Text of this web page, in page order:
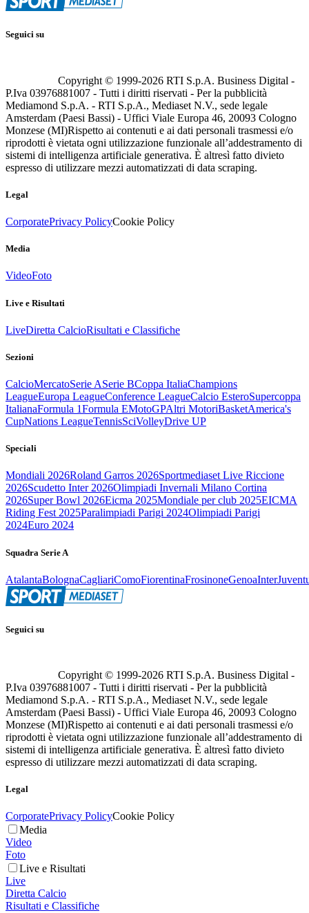
Seguici su
Copyright © 1999-2026 RTI S.p.A. Business Digital -
P.Iva 03976881007 - Tutti i diritti riservati - Per la pubblicità
Mediamond S.p.A. - RTI S.p.A., Mediaset N.V., sede legale
Amsterdam (Paesi Bassi) - Uffici Viale Europa 46, 20093 Cologno
Monzese (MI)Rispetto ai contenuti e ai dati personali trasmessi e/o
riprodotti è vietata ogni utilizzazione funzionale all’addestramento di
sistemi di intelligenza artificiale generativa. È altresì fatto divieto
espresso di utilizzare mezzi automatizzati di data scraping.
Legal
CorporatePrivacy PolicyCookie Policy
Media
VideoFoto
Live e Risultati
LiveDiretta CalcioRisultati e Classifiche
Sezioni
CalcioMercatoSerie ASerie BCoppa ItaliaChampions
LeagueEuropa LeagueConference LeagueCalcio EsteroSupercoppa
ItalianaFormula 1Formula EMotoGPAltri MotoriBasketAmerica's
CupNations LeagueTennisSciVolleyDrive UP
Speciali
Mondiali 2026Roland Garros 2026Sportmediaset Live Riccione
2026Scudetto Inter 2026Olimpiadi Invernali Milano Cortina
2026Super Bowl 2026Eicma 2025Mondiale per club 2025EICMA
Riding Fest 2025Paralimpiadi Parigi 2024Olimpiadi Parigi
2024Euro 2024
Squadra Serie A
AtalantaBolognaCagliariComoFiorentinaFrosinoneGenoaInter
Seguici su
Copyright © 1999-2026 RTI S.p.A. Business Digital -
P.Iva 03976881007 - Tutti i diritti riservati - Per la pubblicità
Mediamond S.p.A. - RTI S.p.A., Mediaset N.V., sede legale
Amsterdam (Paesi Bassi) - Uffici Viale Europa 46, 20093 Cologno
Monzese (MI)Rispetto ai contenuti e ai dati personali trasmessi e/o
riprodotti è vietata ogni utilizzazione funzionale all’addestramento di
sistemi di intelligenza artificiale generativa. È altresì fatto divieto
espresso di utilizzare mezzi automatizzati di data scraping.
Legal
CorporatePrivacy PolicyCookie Policy
Media
Video
Foto
Live e Risultati
Live
Diretta Calcio
Risultati e Classifiche